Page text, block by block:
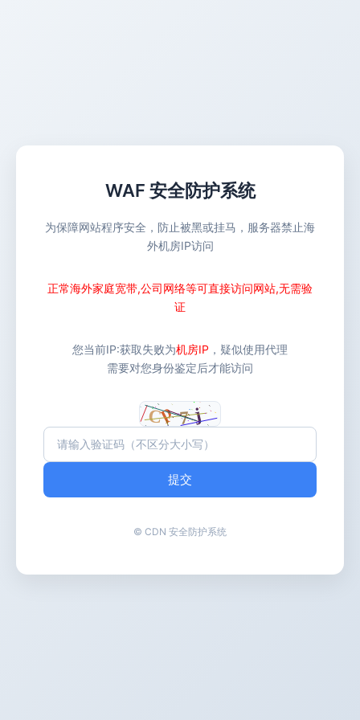
WAF 安全防护系统
为保障网站程序安全，防止被黑或挂马，服务器禁止海
外机房IP访问
正常海外家庭宽带,公司网络等可直接访问网站,无需验
证
您当前IP:获取失败为机房IP ，疑似使用代理
需要对您身份鉴定后才能访问
提交
© CDN 安全防护系统